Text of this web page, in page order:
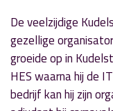
De veelzijdige
gezellige
groeide op in
HES waarna hij de
bedrijf kan hij zijn